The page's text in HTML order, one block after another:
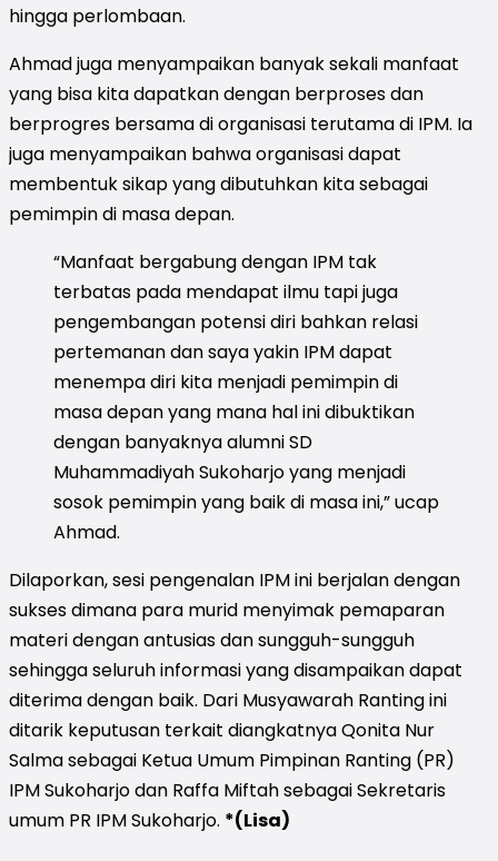
hingga perlombaan.
Ahmad juga menyampaikan banyak sekali manfaat
yang bisa kita dapatkan dengan berproses dan
berprogres bersama di organisasi terutama di IPM. Ia
juga menyampaikan bahwa organisasi dapat
membentuk sikap yang dibutuhkan kita sebagai
pemimpin di masa depan.
“Manfaat bergabung dengan IPM tak
terbatas pada mendapat ilmu tapi juga
pengembangan potensi diri bahkan relasi
pertemanan dan saya yakin IPM dapat
menempa diri kita menjadi pemimpin di
masa depan yang mana hal ini dibuktikan
dengan banyaknya alumni SD
Muhammadiyah Sukoharjo yang menjadi
sosok pemimpin yang baik di masa ini,” ucap
Ahmad.
Dilaporkan, sesi pengenalan IPM ini berjalan dengan
sukses dimana para murid menyimak pemaparan
materi dengan antusias dan sungguh-sungguh
sehingga seluruh informasi yang disampaikan dapat
diterima dengan baik. Dari Musyawarah Ranting ini
ditarik keputusan terkait diangkatnya Qonita Nur
Salma sebagai Ketua Umum Pimpinan Ranting (PR)
IPM Sukoharjo dan Raffa Miftah sebagai Sekretaris
umum PR IPM Sukoharjo. *(Lisa)